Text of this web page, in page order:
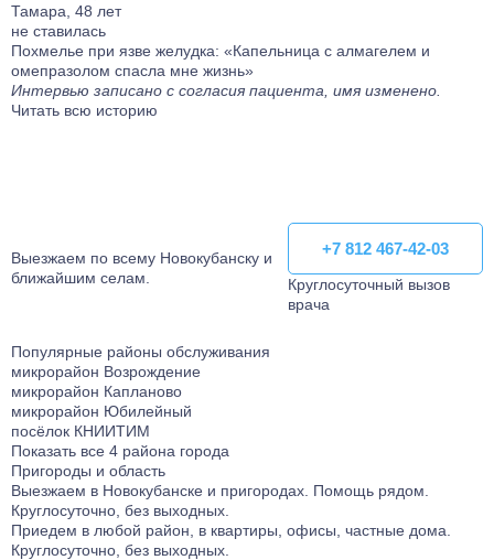
Тамара, 48 лет
не ставилась
Похмелье при язве желудка: «Капельница с алмагелем и
омепразолом спасла мне жизнь»
Интервью записано с согласия пациента, имя изменено.
Читать всю историю
Выезжаем по всему Новокубанску и
ближайшим селам.
+7 812 467-42-03
+7 812 467-42-03
Круглосуточный вызов
врача
Популярные районы обслуживания
микрорайон Возрождение
микрорайон Капланово
микрорайон Юбилейный
посёлок КНИИТИМ
Показать все 4 района города
Пригороды и область
Выезжаем в Новокубанске и пригородаx. Помощь рядом.
Круглосуточно, без выходных.
Приедем в любой район, в квартиры, офисы, частные дома.
Круглосуточно, без выходных.